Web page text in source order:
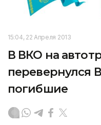
15:04, 22 Апреля 2013
В ВКО на
перевернулся
погибшие